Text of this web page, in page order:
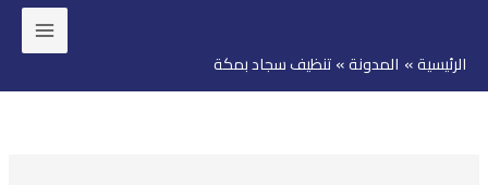
المحتوى
الرئيسية المدونة تنظيف سجاد بمكة